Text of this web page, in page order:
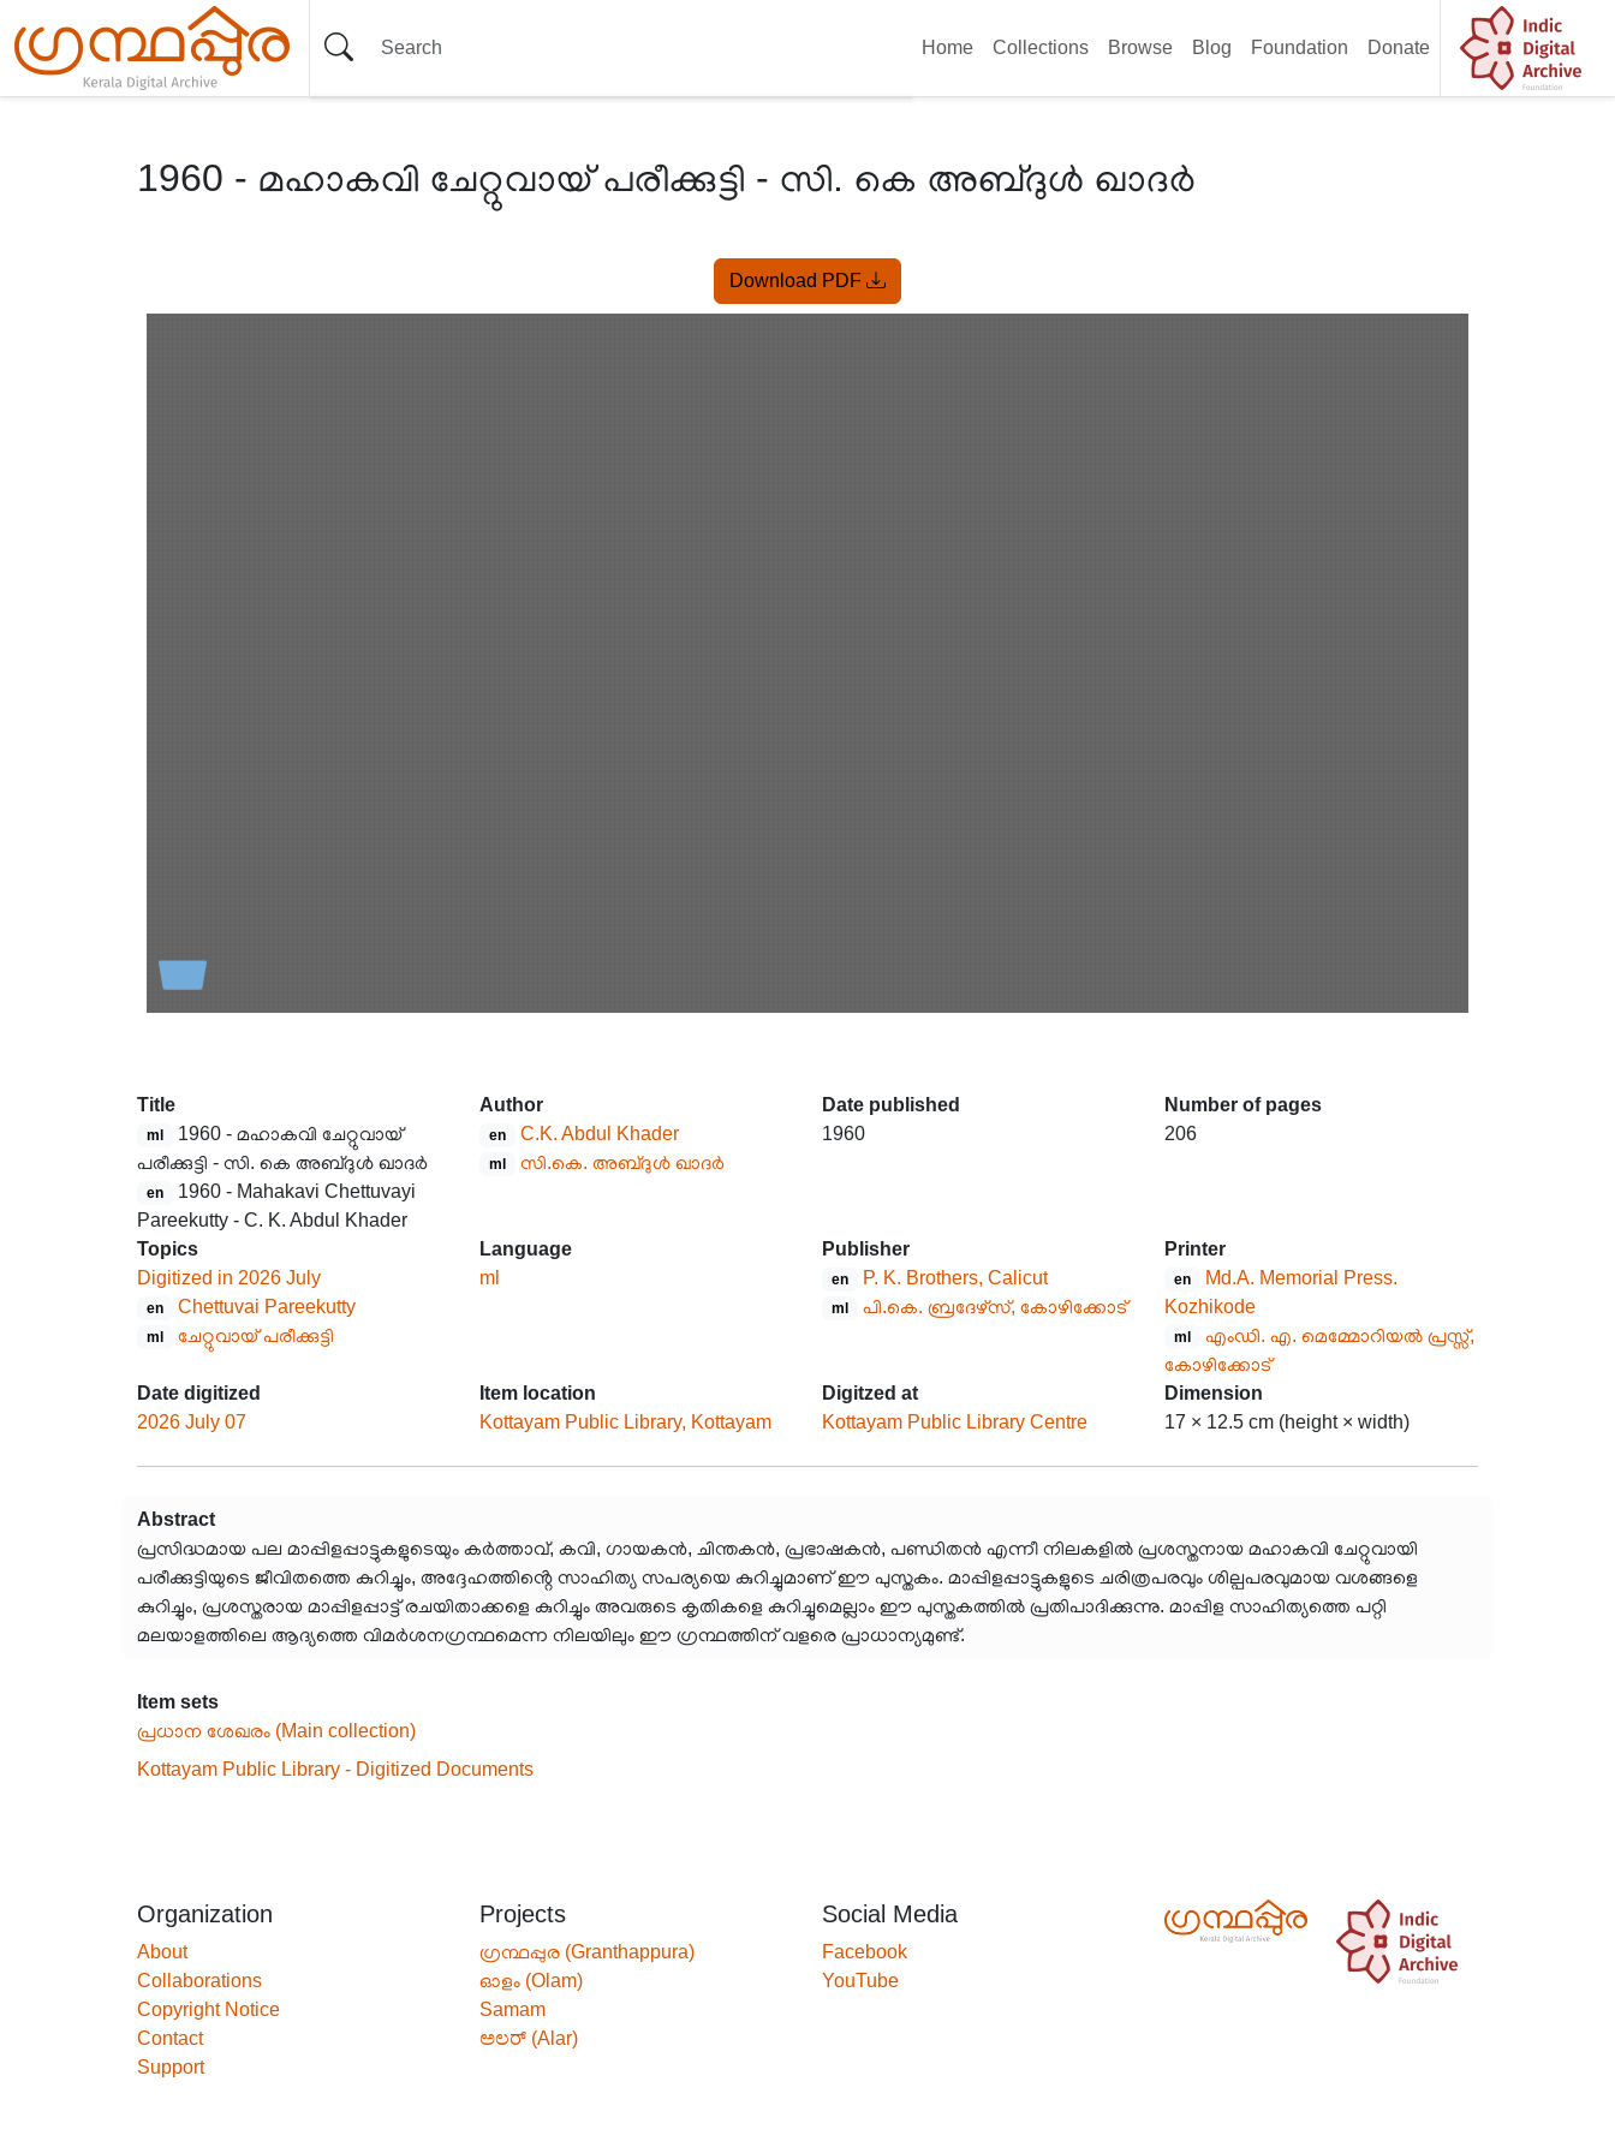
Home Collections Browse Blog Foundation Donate
1960 - മഹാകവി ചേറ്റുവായ് പരീക്കുട്ടി - സി. കെ അബ്ദുൾ ഖാദർ
Download PDF
Title
ml
1960 - മഹാകവി ചേറ്റുവായ്
പരീക്കുട്ടി - സി. കെ അബ്ദുൾ ഖാദർ
en
1960 - Mahakavi Chettuvayi
Pareekutty - C. K. Abdul Khader
Author
en C.K. Abdul Khader
ml സി.കെ. അബ്ദുൾ ഖാദർ
Date published
1960
Number of pages
206
Topics
Digitized in 2026 July
en Chettuvai Pareekutty
ml ചേറ്റുവായ് പരീക്കുട്ടി
Language
ml
Publisher
en P. K. Brothers, Calicut
ml പി.കെ. ബ്രദേഴ്സ്, കോഴിക്കോട്
Printer
en
Md.A. Memorial Press.
Kozhikode
ml
എംഡി. എ. മെമ്മോറിയൽ പ്രസ്സ്,
കോഴിക്കോട്
Date digitized
2026 July 07
Item location
Kottayam Public Library, Kottayam
Digitzed at
Kottayam Public Library Centre
Dimension
17 × 12.5 cm (height × width)
Abstract
പ്രസിദ്ധമായ പല മാപ്പിളപ്പാട്ടുകളുടെയും കർത്താവ്, കവി, ഗായകൻ, ചിന്തകൻ, പ്രഭാഷകൻ, പണ്ഡിതൻ എന്നീ നിലകളിൽ പ്രശസ്തനായ മഹാകവി ചേറ്റുവായി
പരീക്കുട്ടിയുടെ ജീവിതത്തെ കുറിച്ചും, അദ്ദേഹത്തിൻ്റെ സാഹിത്യ സപര്യയെ കുറിച്ചുമാണ് ഈ പുസ്തകം. മാപ്പിളപ്പാട്ടുകളുടെ ചരിത്രപരവും ശില്പപരവുമായ വശങ്ങളെ
കുറിച്ചും, പ്രശസ്തരായ മാപ്പിളപ്പാട്ട് രചയിതാക്കളെ കുറിച്ചും അവരുടെ കൃതികളെ കുറിച്ചുമെല്ലാം ഈ പുസ്തകത്തിൽ പ്രതിപാദിക്കുന്നു. മാപ്പിള സാഹിത്യത്തെ പറ്റി
മലയാളത്തിലെ ആദ്യത്തെ വിമർശനഗ്രന്ഥമെന്ന നിലയിലും ഈ ഗ്രന്ഥത്തിന് വളരെ പ്രാധാന്യമുണ്ട്.
Item sets
പ്രധാന ശേഖരം (Main collection)
Kottayam Public Library - Digitized Documents
Organization
About
Collaborations
Copyright Notice
Contact
Support
Projects
ഗ്രന്ഥപ്പുര (Granthappura)
ഓളം (Olam)
Samam
ಅಲರ್ (Alar)
Social Media
Facebook
YouTube